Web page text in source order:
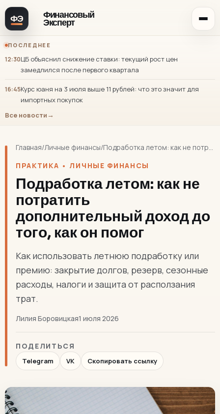
ФЭ Финансовый
Эксперт
ПОСЛЕДНЕЕ
12:30ЦБ объяснил снижение ставки: текущий рост цен
замедлился после первого квартала
16:45Курс юаня на 3 июля выше 11 рублей: что это значит для
импортных покупок
Все новости
Главная/Личные финансы/
Подработка летом: как не потратить дополнительный доход до того, как он помог
ПРАКТИКА • ЛИЧНЫЕ ФИНАНСЫ
Подработка летом: как не
потратить
дополнительный доход до
того, как он помог
Как использовать летнюю подработку или
премию: закрытие долгов, резерв, сезонные
расходы, налоги и защита от расползания
трат.
Лилия Боровицкая1 июля 2026
ПОДЕЛИТЬСЯ
Telegram VK Скопировать ссылку